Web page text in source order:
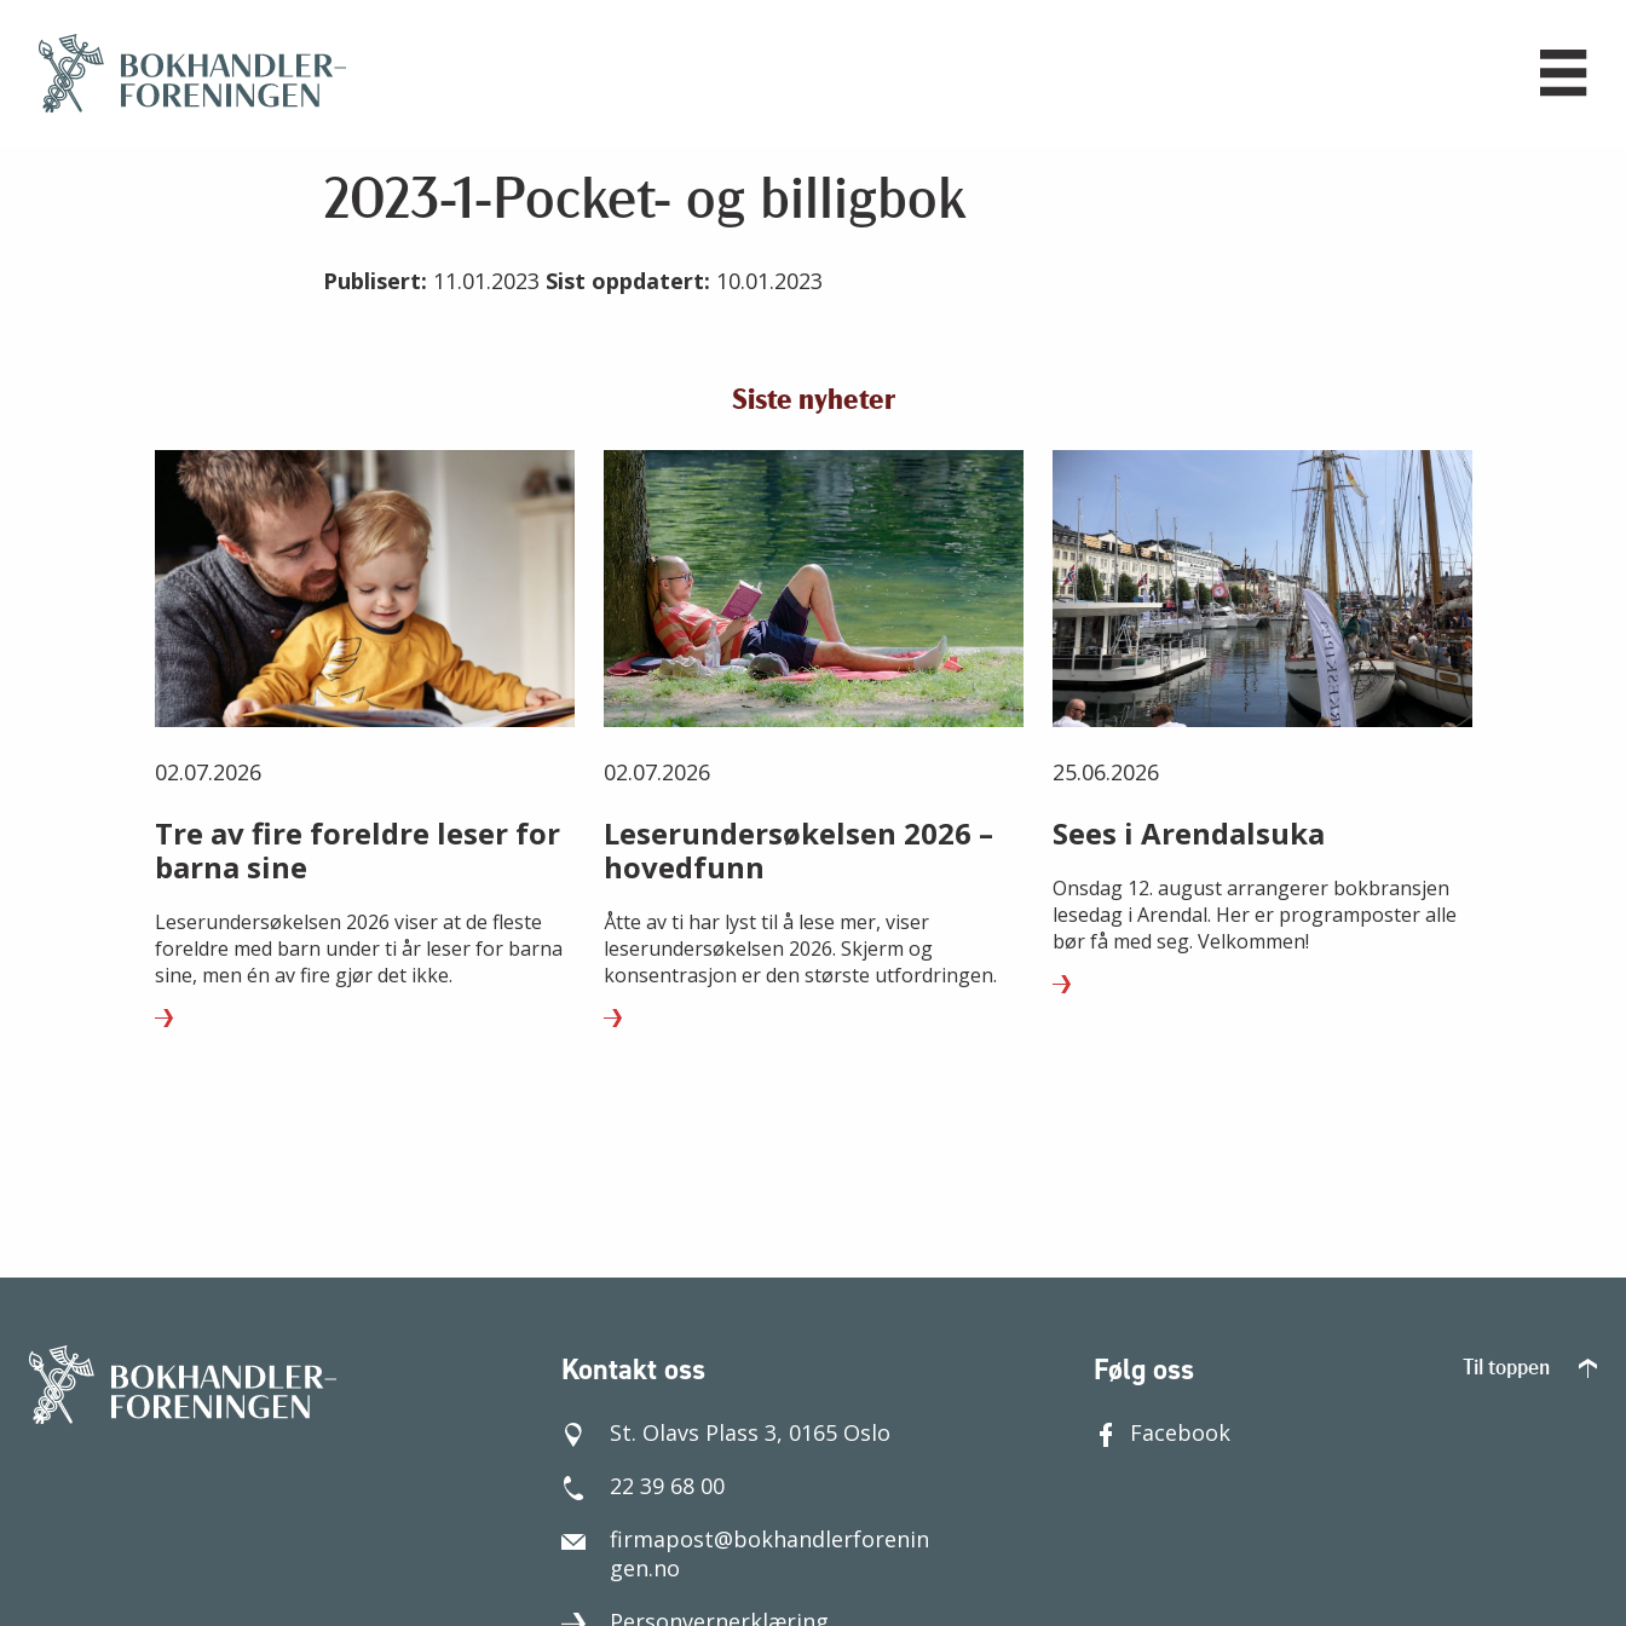
2023-1-Pocket- og billigbok
Publisert: 11.01.2023 Sist oppdatert: 10.01.2023
Siste nyheter
02.07.2026
Tre av fire foreldre leser for
barna sine
Leserundersøkelsen 2026 viser at de fleste
foreldre med barn under ti år leser for barna
sine, men én av fire gjør det ikke.
02.07.2026
Leserundersøkelsen 2026 –
hovedfunn
Åtte av ti har lyst til å lese mer, viser
leserundersøkelsen 2026. Skjerm og
konsentrasjon er den største utfordringen.
25.06.2026
Sees i Arendalsuka
Onsdag 12. august arrangerer bokbransjen
lesedag i Arendal. Her er programposter alle
bør få med seg. Velkommen!
Kontakt oss
St. Olavs Plass 3, 0165 Oslo
22 39 68 00
firmapost@bokhandlerforenin
gen.no
Følg oss
Facebook
Til toppen